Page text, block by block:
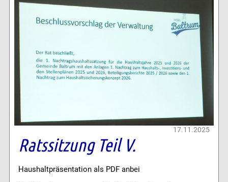
17.11.2025
Ratssitzung Teil V.
Haushaltpräsentation als PDF anbei